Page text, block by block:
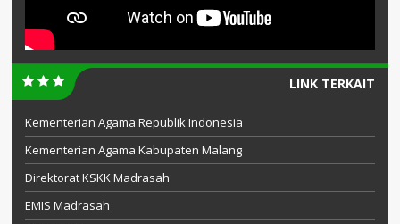
LINK TERKAIT
Kementerian Agama Republik Indonesia
Kementerian Agama Kabupaten Malang
Direktorat KSKK Madrasah
EMIS Madrasah